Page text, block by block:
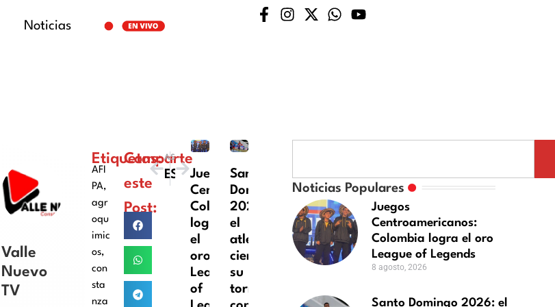
Noticias
Valle
Nuevo
TV
Etiquetas:
AFI
PA,
agr
oqu
imic
os,
con
sta
nza
Comparte
este
Post:
ANTERIOR
Eddy Herrera y Vicente García galardonados en los Latin Grammy 2025
SIGUIENTE
Solicitan a Ministerio de Cultura intervenir “Casa de Alofoke” por mensajes “contrarios a valores morales”Juegos
Centroamericanos:
Colombia
logra
el
oro
League
of
Santo
Domingo
2026:
el
atletismo
cierra
su
torneo
Noticias Populares
Juegos
Centroamericanos:
Colombia logra el oro
League of Legends
8 agosto, 2026
Santo Domingo 2026: el